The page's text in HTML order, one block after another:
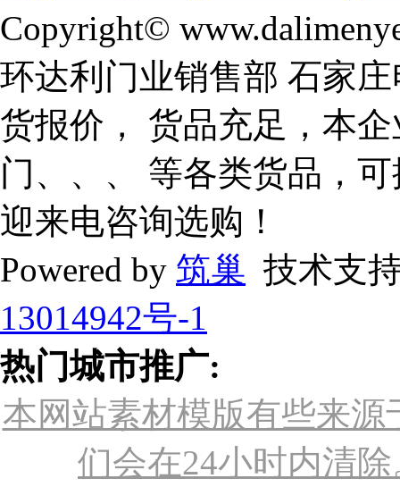
Copyright©
环达利门业销售部 石家
货报价， 货品充足，本
门、、、 等各类货品，
迎来电咨询选购！
Powered by 筑巢 技术支
13014942号-1
热门城市推广:
本网站素材模版有些来
们会在24小时内清